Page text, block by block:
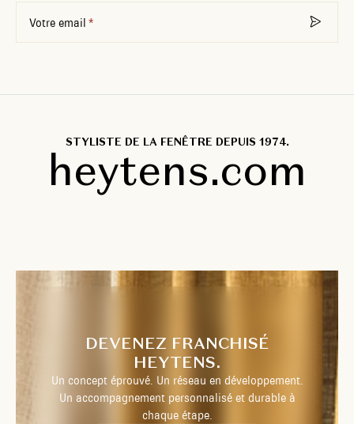
Votre email
STYLISTE DE LA FENÊTRE DEPUIS 1974.
heytens.com
DEVENEZ FRANCHISÉ
HEYTENS.
Un concept éprouvé. Un réseau en développement.
Un accompagnement personnalisé et durable à
chaque étape.